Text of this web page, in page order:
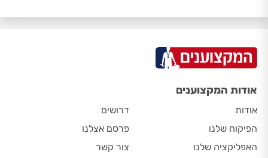
אודות המקצוענים
אודות
הפיקוח שלנו
האפליקציה שלנו
דרושים
פרסם אצלנו
צור קשר